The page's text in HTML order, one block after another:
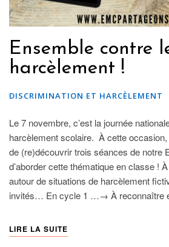
Ensemble contre
harcèlement !
DISCRIMINATION ET HARCÈLEMENT
Le 7 novembre, c’est la journée
harcèlement scolaire. À cette
de (re)découvrir trois séances de notre
d’aborder cette thématique en classe !
autour de situations de harcèlement
invités… En cycle 1 …→ À reconnaître
LIRE LA SUITE